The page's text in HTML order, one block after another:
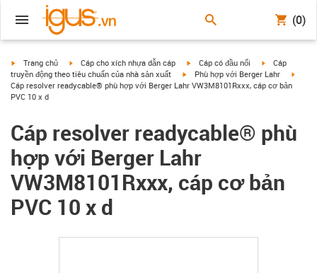
(0)
igus-icon-arrow-right
Trang chủ igus-icon-arrow-right
Cáp cho xích nhựa dẫn cáp igus-icon-arrow-right
Cáp có đầu nối igus-icon-
Cáp
truyền động theo tiêu chuẩn của nhà sản xuất
igus-icon-arrow-right
Phù hợp với Berger Lahr
Cáp resolver readycable® phù hợp với Berger Lahr VW3M8101Rxxx, cáp cơ bản
PVC 10 x d
Cáp resolver readycable® phù
hợp với Berger Lahr
VW3M8101Rxxx, cáp cơ bản
PVC 10 x d